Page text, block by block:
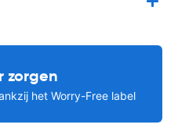
zorgen
het Worry-Free label